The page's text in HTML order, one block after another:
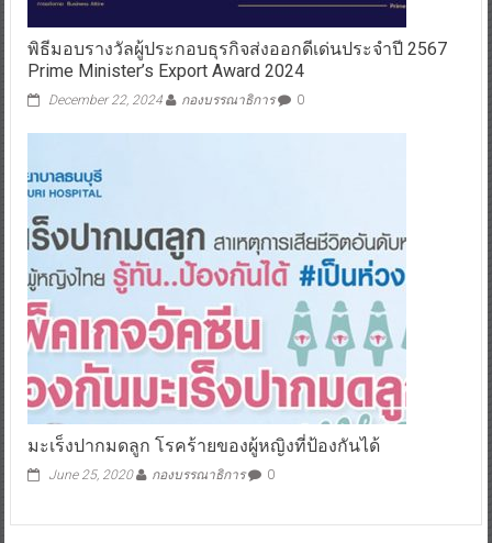
พิธีมอบรางวัลผู้ประกอบธุรกิจส่งออกดีเด่นประจำปี 2567
Prime Minister’s Export Award 2024
December 22, 2024 กองบรรณาธิการ 0
มะเร็งปากมดลูก โรคร้ายของผู้หญิงที่ป้องกันได้
June 25, 2020 กองบรรณาธิการ 0